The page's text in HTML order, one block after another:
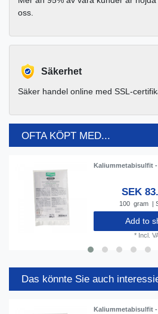
oss.
Säkerhet
Säker handel online med SSL-
OFTA KÖPT MED...
Kaliummetabisulfit
SEK
100 gram |
Add to
* Incl.
Das könnte Sie auch
Kaliummetabisulfit